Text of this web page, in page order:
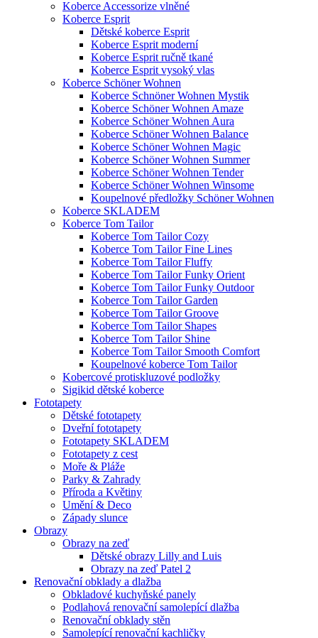
Koberce Accessorize vlněné
Koberce Esprit
Dětské koberce Esprit
Koberce Esprit moderní
Koberce Esprit ručně tkané
Koberce Esprit vysoký vlas
Koberce Schöner Wohnen
Koberce Schnöner Wohnen Mystik
Koberce Schöner Wohnen Amaze
Koberce Schöner Wohnen Aura
Koberce Schöner Wohnen Balance
Koberce Schöner Wohnen Magic
Koberce Schöner Wohnen Summer
Koberce Schöner Wohnen Tender
Koberce Schöner Wohnen Winsome
Koupelnové předložky Schöner Wohnen
Koberce SKLADEM
Koberce Tom Tailor
Koberce Tom Tailor Cozy
Koberce Tom Tailor Fine Lines
Koberce Tom Tailor Fluffy
Koberce Tom Tailor Funky Orient
Koberce Tom Tailor Funky Outdoor
Koberce Tom Tailor Garden
Koberce Tom Tailor Groove
Koberce Tom Tailor Shapes
Koberce Tom Tailor Shine
Koberce Tom Tailor Smooth Comfort
Koupelnové koberce Tom Tailor
Kobercové protiskluzové podložky
Sigikid dětské koberce
Fototapety
Dětské fototapety
Dveřní fototapety
Fototapety SKLADEM
Fototapety z cest
Moře & Pláže
Parky & Zahrady
Příroda a Květiny
Umění & Deco
Západy slunce
Obrazy
Obrazy na zeď
Dětské obrazy Lilly and Luis
Obrazy na zeď Patel 2
Renovační obklady a dlažba
Obkladové kuchyňské panely
Podlahová renovační samolepící dlažba
Renovační obklady stěn
Samolepící renovační kachličky